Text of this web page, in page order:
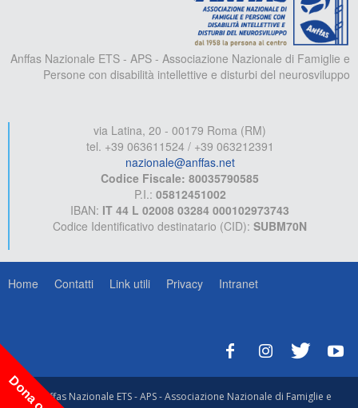
Anffas Nazionale ETS - APS - Associazione Nazionale di Famiglie e
Persone con disabilità intellettive e disturbi del neurosviluppo
via Latina, 20 - 00179 Roma (RM)
tel. +39 063611524 / +39 063212391
nazionale@anffas.net
Codice Fiscale: 80035790585
P.I.: 05812451002
IBAN: IT 44 L 02008 03284 000102973743
Codice Identificativo destinatario (CID): SUBM70N
Home Contatti Link utili Privacy Intranet
© Anffas Nazionale ETS - APS - Associazione Nazionale di Famiglie e